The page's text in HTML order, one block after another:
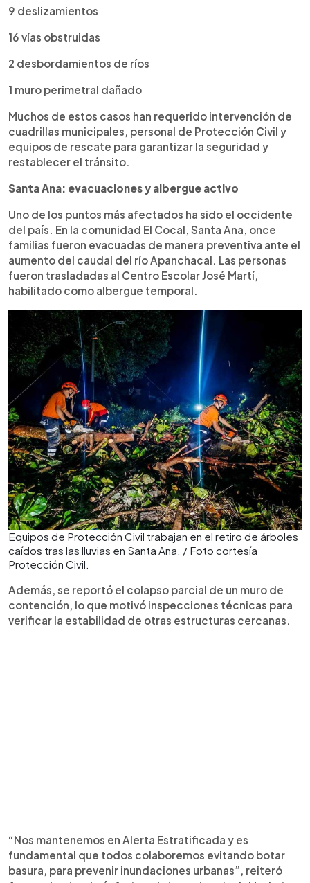
9 deslizamientos
16 vías obstruidas
2 desbordamientos de ríos
1 muro perimetral dañado
Muchos de estos casos han requerido intervención de
cuadrillas municipales, personal de Protección Civil y
equipos de rescate para garantizar la seguridad y
restablecer el tránsito.
Santa Ana: evacuaciones y albergue activo
Uno de los puntos más afectados ha sido el occidente
del país. En la comunidad El Cocal, Santa Ana, once
familias fueron evacuadas de manera preventiva ante el
aumento del caudal del río Apanchacal. Las personas
fueron trasladadas al Centro Escolar José Martí,
habilitado como albergue temporal.
Equipos de Protección Civil trabajan en el retiro de árboles
caídos tras las lluvias en Santa Ana. / Foto cortesía
Protección Civil.
Además, se reportó el colapso parcial de un muro de
contención, lo que motivó inspecciones técnicas para
verificar la estabilidad de otras estructuras cercanas.
“Nos mantenemos en Alerta Estratificada y es
fundamental que todos colaboremos evitando botar
basura, para prevenir inundaciones urbanas”, reiteró